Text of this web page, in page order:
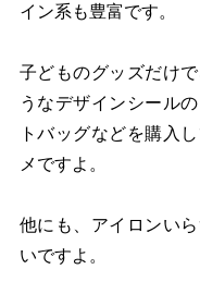
イン系も豊富です。
子どものグッズだけ
うなデザインシール
トバッグなどを購入
メですよ。
他にも、アイロンい
いですよ。